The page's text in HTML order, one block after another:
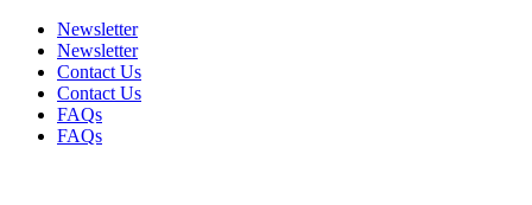
Newsletter
Newsletter
Contact Us
Contact Us
FAQs
FAQs